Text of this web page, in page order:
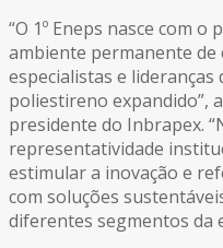
“O 1º Eneps nasce com
ambiente permanente
especialistas e lideranças
poliestireno expandido”,
presidente do Inbrapex.
representatividade
estimular a inovação e
com soluções
diferentes segmentos da